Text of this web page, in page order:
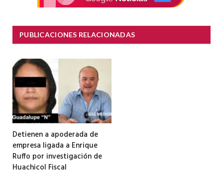
PUBLICACIONES RELACIONADAS
Detienen a apoderada de
empresa ligada a Enrique
Ruffo por investigación de
Huachicol Fiscal